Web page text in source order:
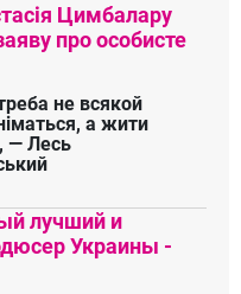
Цимбалару
про особисте
не всякой
а жити
— Лесь
лучший и
Украины -